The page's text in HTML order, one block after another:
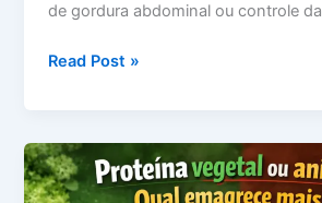
de gordura abdominal ou controle da
Cortar
saudável
ou
perigoso?
Read Post »